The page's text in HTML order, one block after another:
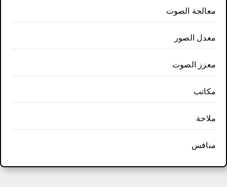
معالجة الصوت
معدل الصور
معزز الصوت
مكاتب
ملاحة
منافس